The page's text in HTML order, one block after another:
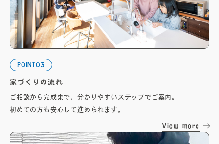
POINT03
家づくりの流れ
ご相談から完成まで、分かりやすいステップでご案内。
初めての方も安心して進められます。
View more